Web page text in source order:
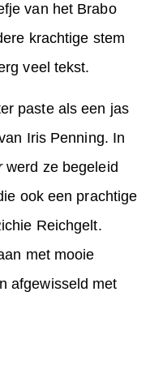
van het Brabo
krachtige stem
veel tekst.
paste als een jas
Iris Penning. In
werd ze begeleid
ook een prachtige
Reichgelt.
met mooie
afgewisseld met